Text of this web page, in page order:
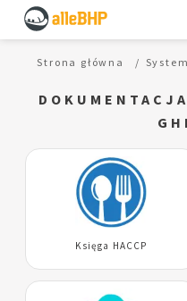
Strona główna
Księga HACCP